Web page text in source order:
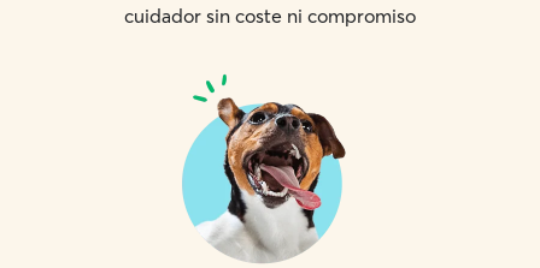
cuidador sin coste ni compromiso